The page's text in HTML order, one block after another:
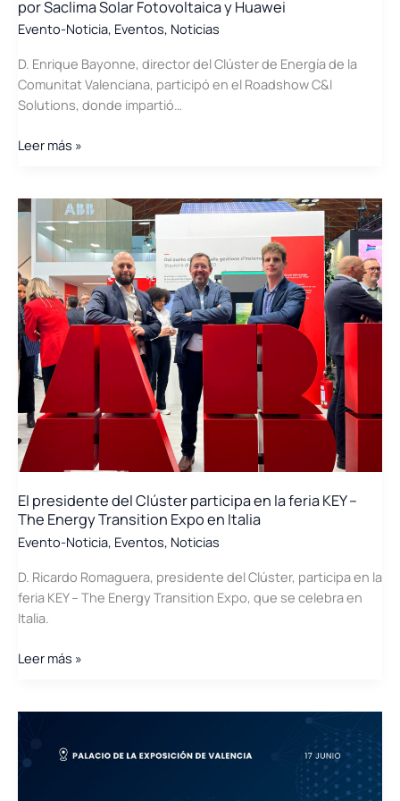
AEDIVE
por Saclima Solar Fotovoltaica y Huawei
Evento-Noticia, Eventos, Noticias
D. Enrique Bayonne, director del Clúster de Energía de la
Comunitat Valenciana, participó en el Roadshow C&I
Solutions, donde impartió…
El
Clúster
participó
impartió
una
ponencia
en
el
Roadshow
Soluciones
C&I
organizado
por
Saclima
Solar
Fotovoltaica
y
Leer más »
El presidente del Clúster participa en la feria KEY –
The Energy Transition Expo en Italia
Evento-Noticia, Eventos, Noticias
D. Ricardo Romaguera, presidente del Clúster, participa en la
feria KEY – The Energy Transition Expo, que se celebra en
Italia.
El
Clúster
en
Leer más »